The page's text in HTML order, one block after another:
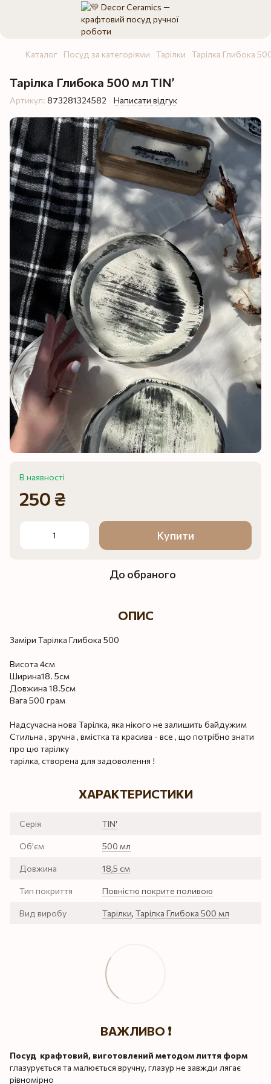
Каталог Посуд за категоріями Тарілки Тарілка Глибока
Тарілка Глибока 500 мл TIN’
Артикул: 873281324582 Написати відгук
В наявності
250 ₴
Купити
До обраного
ОПИС
Заміри Тарілка Глибока 500
Висота 4см
Ширина18. 5см
Довжина 18.5см
Вага 500 грам
Надсучасна нова Тарілка, яка нікого не залишить байдужим
Стильна , зручна , вмістка та красива - все , що потрібно знати
про цю тарілку
тарілка, створена для задоволення !
ХАРАКТЕРИСТИКИ
Серія TIN'
Об'єм 500 мл
Довжина 18,5 см
Тип покриття Повністю покрите поливою
Вид виробу Тарілки, Тарілка Глибока 500 мл
ВАЖЛИВО ❗️
Посуд крафтовий, виготовлений методом лиття форм
глазурується та малюється вручну, глазур не завжди лягає
рівномірно